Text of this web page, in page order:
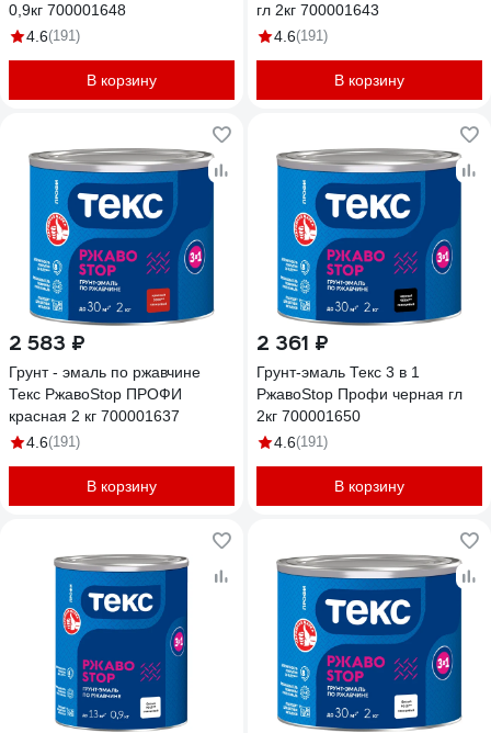
0,9кг 700001648
4.6(191)
В корзину
гл 2кг 700001643
4.6(191)
В корзину
2 583 ₽
Грунт - эмаль по ржавчине
Текс РжавоStop ПРОФИ
красная 2 кг 700001637
4.6(191)
В корзину
2 361 ₽
Грунт-эмаль Текс 3 в 1
РжавоStop Профи черная гл
2кг 700001650
4.6(191)
В корзину